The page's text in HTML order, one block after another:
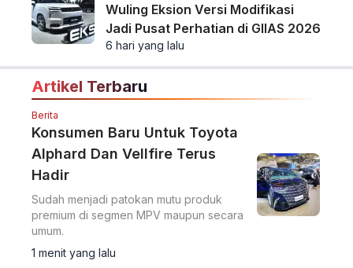
Wuling Eksion Versi Modifikasi
Jadi Pusat Perhatian di GIIAS 2026
6 hari yang lalu
Artikel Terbaru
Berita
Konsumen Baru Untuk Toyota
Alphard Dan Vellfire Terus
Hadir
Sudah menjadi patokan mutu produk
premium di segmen MPV maupun secara
umum.
1 menit yang lalu